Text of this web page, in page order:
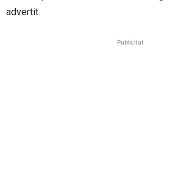
advertit.
Publicitat